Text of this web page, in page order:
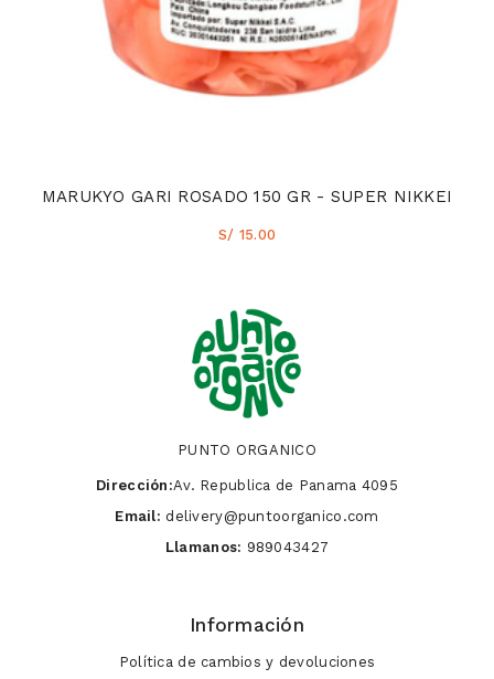
MARUKYO GARI ROSADO 150 GR - SUPER NIKKEI
S/ 15.00
PUNTO ORGANICO
Dirección:Av. Republica de Panama 4095
Email: delivery@puntoorganico.com
Llamanos: 989043427
Información
Política de cambios y devoluciones